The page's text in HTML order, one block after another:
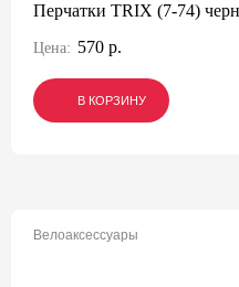
Перчатки TRIX (7-74)
Цена: 570 р.
В КОРЗИНУ
В КОРЗИНУ
В КОРЗИНУ
Велоаксессуары